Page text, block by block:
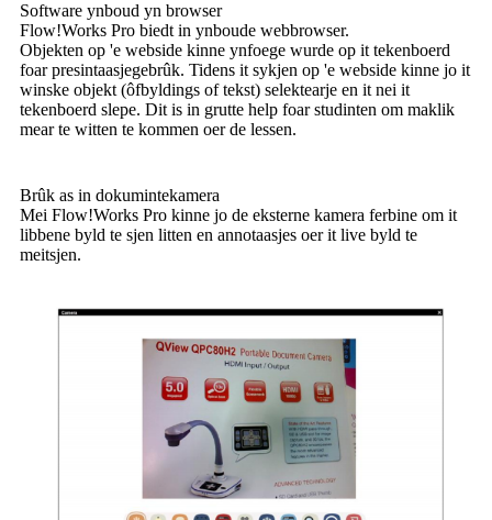
Software ynboud yn browser
Flow!Works Pro biedt in ynboude webbrowser.
Objekten op 'e webside kinne ynfoege wurde op it tekenboerd
foar presintaasjegebrûk. Tidens it sykjen op 'e webside kinne jo it
winske objekt (ôfbyldings of tekst) selektearje en it nei it
tekenboerd slepe. Dit is in grutte help foar studinten om maklik
mear te witten te kommen oer de lessen.
Brûk as in dokumintekamera
Mei Flow!Works Pro kinne jo de eksterne kamera ferbine om it
libbene byld te sjen litten en annotaasjes oer it live byld te
meitsjen.